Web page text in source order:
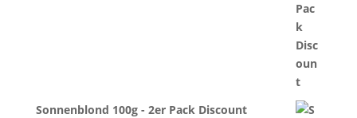
Sonnenblond 100g - 2er Pack Discount